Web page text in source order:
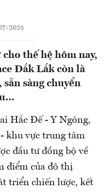
2025
thế hệ hôm nay,
Đắk Lắk còn là
sàng chuyển
Hắc Đế - Y Ngông,
khu vực trung tâm
đầu tư đồng bộ về
điểm của đô thị
triển chiến lược, kết